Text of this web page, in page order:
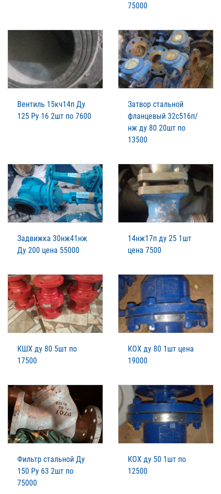
75000
Вентиль 15кч14п Ду
125 Ру 16 2шт по 7600
Затвор стальной
фланцевый 32с516п/
нж ду 80 20шт по
13500
Задвижка 30нж41нж
Ду 200 цена 55000
14нж17п ду 25 1шт
цена 7500
КШХ ду 80 5шт по
17500
КОХ ду 80 1шт цена
19000
Фильтр стальной Ду
150 Ру 63 2шт по
75000
КОХ ду 50 1шт по
12500